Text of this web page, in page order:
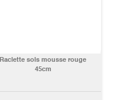
Raclette sols mousse rouge
45cm